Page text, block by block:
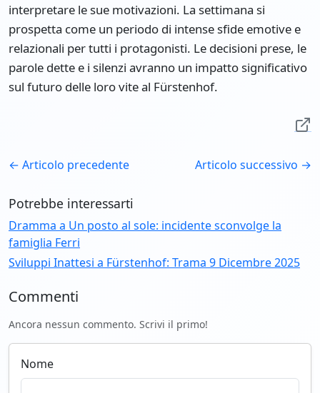
interpretare le sue motivazioni. La settimana si
prospetta come un periodo di intense sfide emotive e
relazionali per tutti i protagonisti. Le decisioni prese, le
parole dette e i silenzi avranno un impatto significativo
sul futuro delle loro vite al Fürstenhof.
← Articolo precedente Articolo successivo →
Potrebbe interessarti
Dramma a Un posto al sole: incidente sconvolge la
famiglia Ferri
Sviluppi Inattesi a Fürstenhof: Trama 9 Dicembre 2025
Commenti
Ancora nessun commento. Scrivi il primo!
Nome